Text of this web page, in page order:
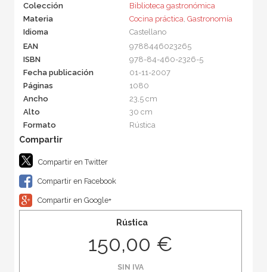
Colección
Biblioteca gastronómica
Materia
Cocina práctica Gastronomía
Idioma
Castellano
EAN
9788446023265
ISBN
978-84-460-2326-5
Fecha publicación
01-11-2007
Páginas
1080
Ancho
23,5 cm
Alto
30 cm
Formato
Rústica
Compartir en Twitter
Compartir en Facebook
Compartir en Google+
Rústica
150,00 €
SIN IVA